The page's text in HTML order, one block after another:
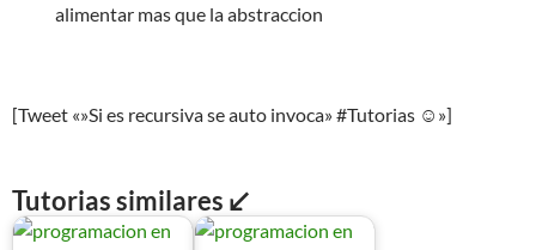
alimentar mas que la abstraccion
[Tweet «»Si es recursiva se auto invoca» #Tutorias ☺»]
Tutorias similares ↙